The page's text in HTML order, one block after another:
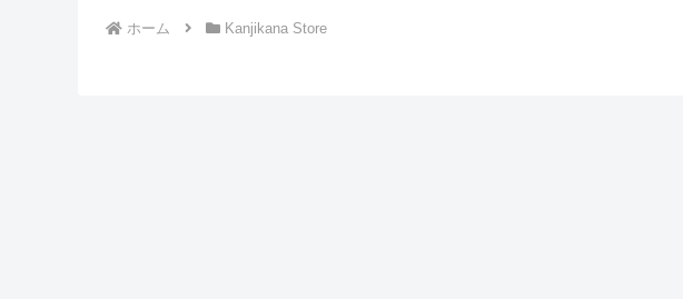
ホーム Kanjikana Store